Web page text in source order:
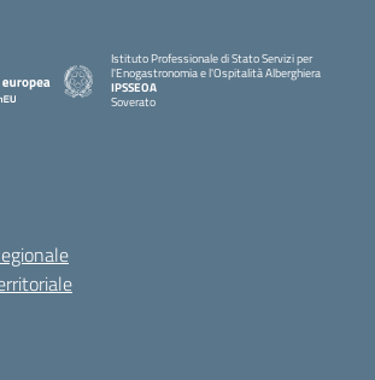
Istituto Professionale di Stato Servizi per
l'Enogastronomia e l'Ospitalità Alberghiera
IPSSEOA
Soverato